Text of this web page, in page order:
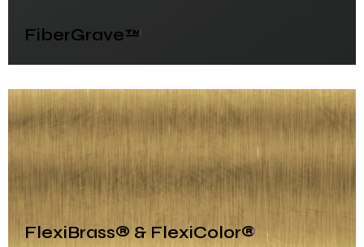
FiberGrave™
FlexiBrass® & FlexiColor®